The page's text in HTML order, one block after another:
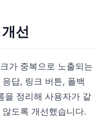
선
가 중복으로 노출되는
답, 링크 버튼, 폴백
을 정리해 사용자가 같
도록 개선했습니다.